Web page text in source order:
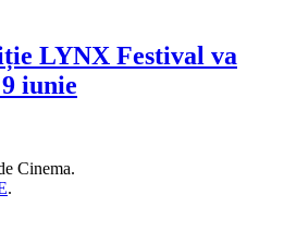
LYNX Festival va
iunie
Cinema.
.